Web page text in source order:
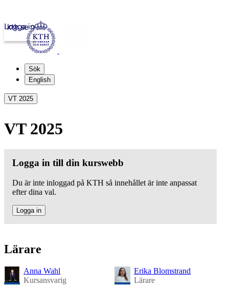
kth.se
Logga in
Sök
English
VT 2025
VT 2025
Logga in till din kurswebb
Du är inte inloggad på KTH så innehållet är inte anpassat
efter dina val.
Logga in
Lärare
Anna Wahl
Kursansvarig
Erika Blomstrand
Lärare